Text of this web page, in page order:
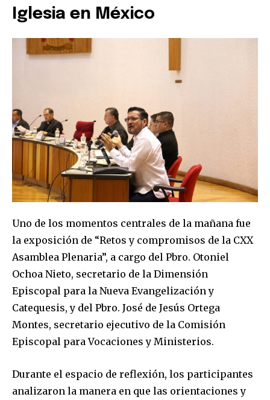
Iglesia en México
Uno de los momentos centrales de la mañana fue
la exposición de “Retos y compromisos de la CXX
Asamblea Plenaria”, a cargo del Pbro. Otoniel
Ochoa Nieto, secretario de la Dimensión
Episcopal para la Nueva Evangelización y
Catequesis, y del Pbro. José de Jesús Ortega
Montes, secretario ejecutivo de la Comisión
Episcopal para Vocaciones y Ministerios.
Durante el espacio de reflexión, los participantes
analizaron la manera en que las orientaciones y